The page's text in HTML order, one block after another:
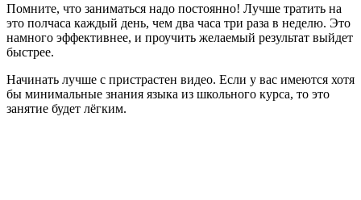
Помните, что заниматься надо постоянно! Лучше тратить на
это полчаса каждый день, чем два часа три раза в неделю. Это
намного эффективнее, и проучить желаемый результат выйдет
быстрее.
Начинать лучше с пристрастен видео. Если у вас имеются хотя
бы минимальные знания языка из школьного курса, то это
занятие будет лёгким.